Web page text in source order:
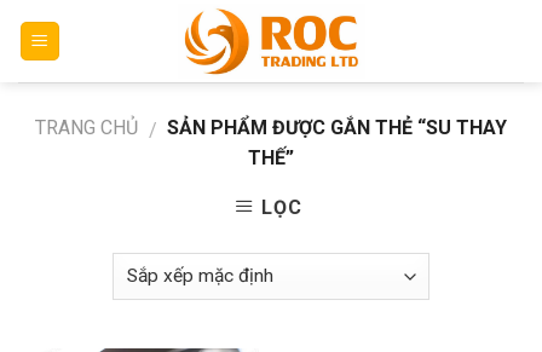
TRANG CHỦ / SẢN PHẨM ĐƯỢC GẮN THẺ “SU THAY
THẾ”
LỌC